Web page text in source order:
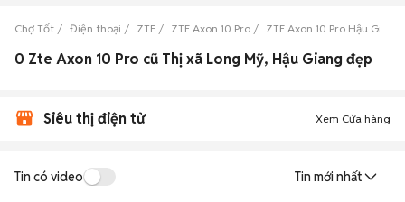
Chợ Tốt Điện thoại ZTE ZTE Axon 10 Pro ZTE Axon 10 Pro Hậu Giang
0 Zte Axon 10 Pro cũ Thị xã Long Mỹ, Hậu Giang đẹp
Siêu thị điện tử Xem Cửa hàng
Tin có video Tin mới nhất